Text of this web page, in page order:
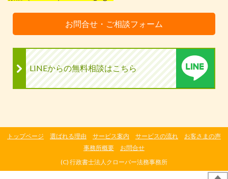
お問合せ・ご相談フォーム
LINEからの無料相談はこちら
(C) 行政書士法人クローバー法務事務所
トップページ 選ばれる理由 サービス案内 サービスの流れ
お客さまの声
事務所概要
お問合せ